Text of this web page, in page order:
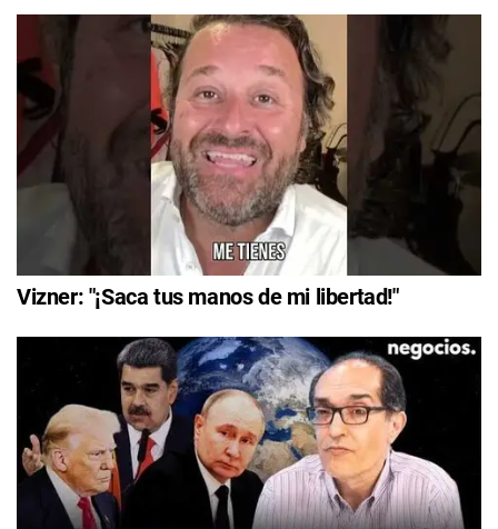
Vizner: "¡Saca tus manos de mi libertad!"